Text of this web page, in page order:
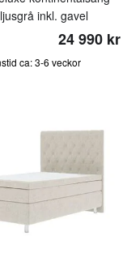
inkl. gavel
24 990 kr
ca: 3-6 veckor